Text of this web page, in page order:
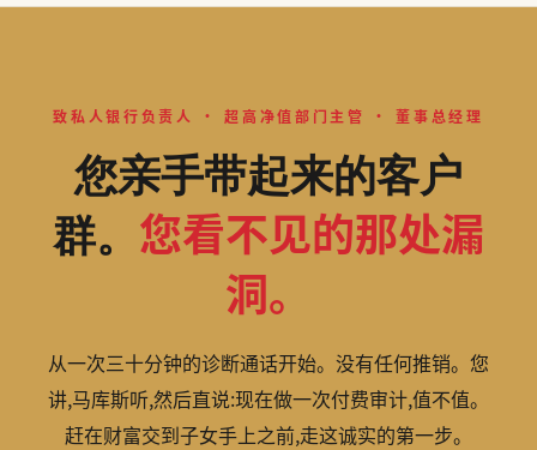
致私人银行负责人 · 超高净值部门主管 · 董事总经理
您亲手带起来的客户
群。 您看不见的那处漏
洞。
从一次三十分钟的诊断通话开始。没有任何推销。您
讲,马库斯听,然后直说:现在做一次付费审计,值不值。
赶在财富交到子女手上之前,走这诚实的第一步。